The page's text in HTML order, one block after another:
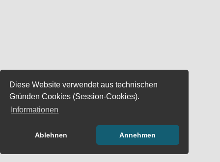
Diese Website verwendet aus technischen
Gründen Cookies (Session-Cookies).
Informationen
Ablehnen Annehmen